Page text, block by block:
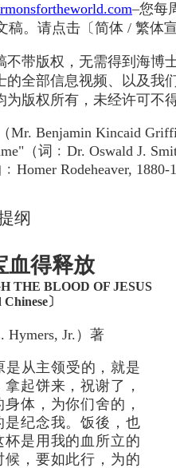
–您每
稿。请点击〔简体 / 繁体
不带版权，无需得到海博
的全部信息视频、以及我
为版权所有，未经许可不
Mr. Benjamin Kincaid
（词﹕Dr. Oswald J.
Rodeheaver, 1880-
纲
血得释放
THE BLOOD OF JESUS
〕
Hymers, Jr.）著
从主领受的，就是
起饼来，祝谢了，
体，为你们舍的，
纪念我。饭後，也
是用我的血所立的
，要如此行，为的